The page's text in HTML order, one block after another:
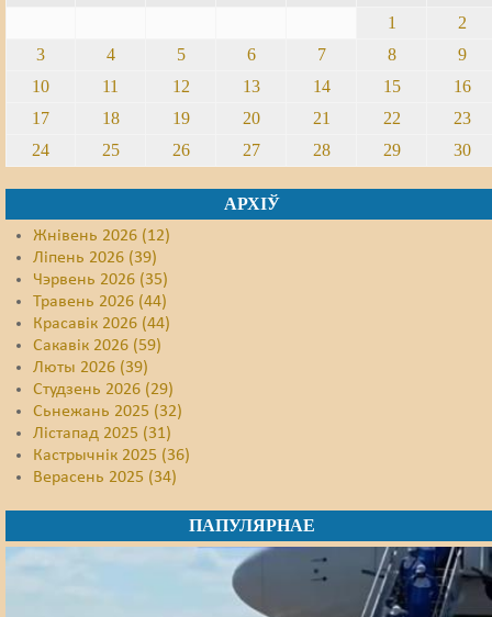
1
2
3
4 5 6 7 8
9
10
11 12 13 14 15
16
17
18 19 20 21 22
23
24
25 26 27 28 29 30
АРХІЎ
Жнівень 2026 (12)
Ліпень 2026 (39)
Чэрвень 2026 (35)
Травень 2026 (44)
Красавік 2026 (44)
Сакавік 2026 (59)
Люты 2026 (39)
Студзень 2026 (29)
Сьнежань 2025 (32)
Лістапад 2025 (31)
Кастрычнік 2025 (36)
Верасень 2025 (34)
ПАПУЛЯРНАЕ